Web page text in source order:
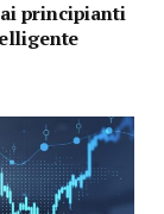
principianti